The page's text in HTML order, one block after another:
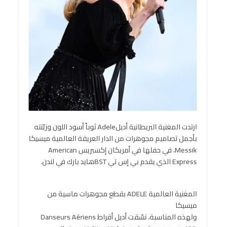
ارتدت المغنية البريطانية أديلAdele ثوباً أسود اللون وزيّنته
بأجمل تصاميم مجوهرات من الدار العريقة العالمية ميسيكا
Messik، في حفلها في أمريكان إكسبريس American
Express الذي يقدم بي إس تي BSTهايد بارك في لندن.
المغنية العالمية ADELE بقطع مجوهرات ماسية من
ميسيكا
ولهذه المناسبة، نسّقت أديل أقراط Danseurs Aériens